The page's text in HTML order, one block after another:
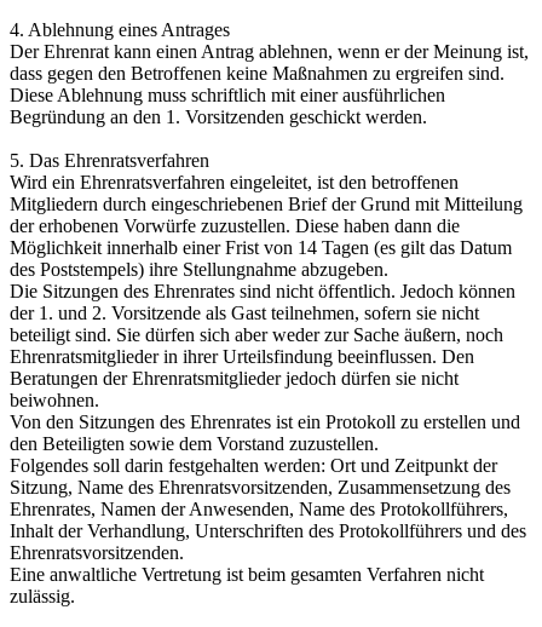
4. Ablehnung eines Antrages
Der Ehrenrat kann einen Antrag ablehnen, wenn er der Meinung ist,
dass gegen den Betroffenen keine Maßnahmen zu ergreifen sind.
Diese Ablehnung muss schriftlich mit einer ausführlichen
Begründung an den 1. Vorsitzenden geschickt werden.
5. Das Ehrenratsverfahren
Wird ein Ehrenratsverfahren eingeleitet, ist den betroffenen
Mitgliedern durch eingeschriebenen Brief der Grund mit Mitteilung
der erhobenen Vorwürfe zuzustellen. Diese haben dann die
Möglichkeit innerhalb einer Frist von 14 Tagen (es gilt das Datum
des Poststempels) ihre Stellungnahme abzugeben.
Die Sitzungen des Ehrenrates sind nicht öffentlich. Jedoch können
der 1. und 2. Vorsitzende als Gast teilnehmen, sofern sie nicht
beteiligt sind. Sie dürfen sich aber weder zur Sache äußern, noch
Ehrenratsmitglieder in ihrer Urteilsfindung beeinflussen. Den
Beratungen der Ehrenratsmitglieder jedoch dürfen sie nicht
beiwohnen.
Von den Sitzungen des Ehrenrates ist ein Protokoll zu erstellen und
den Beteiligten sowie dem Vorstand zuzustellen.
Folgendes soll darin festgehalten werden: Ort und Zeitpunkt der
Sitzung, Name des Ehrenratsvorsitzenden, Zusammensetzung des
Ehrenrates, Namen der Anwesenden, Name des Protokollführers,
Inhalt der Verhandlung, Unterschriften des Protokollführers und des
Ehrenratsvorsitzenden.
Eine anwaltliche Vertretung ist beim gesamten Verfahren nicht
zulässig.